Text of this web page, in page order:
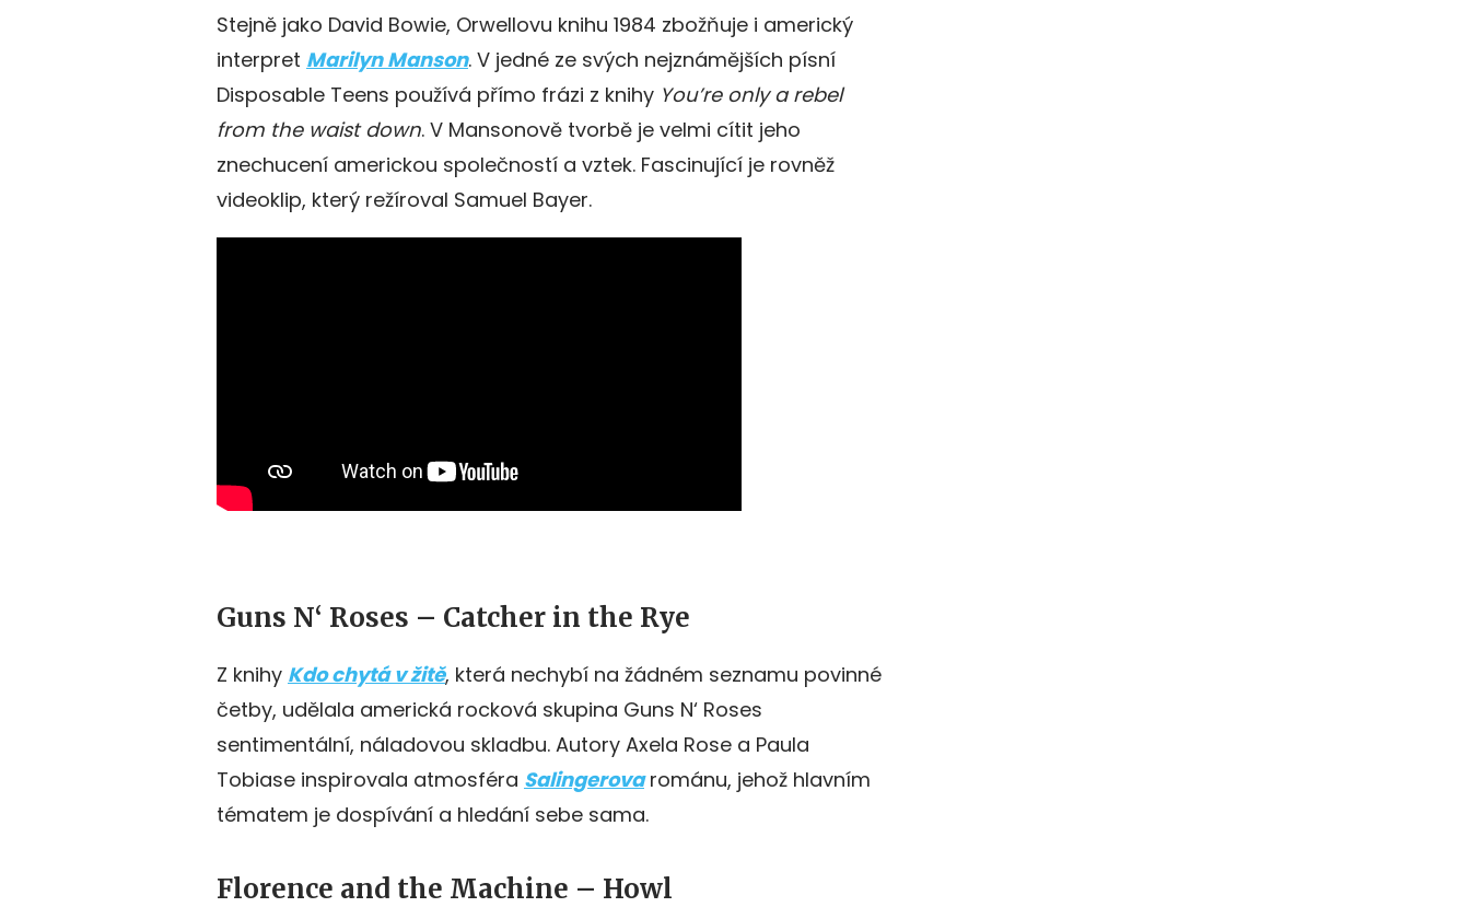
Stejně jako David Bowie, Orwellovu knihu 1984 zbožňuje i americký
interpret Marilyn Manson. V jedné ze svých nejznámějších písní
Disposable Teens používá přímo frázi z knihy You’re only a rebel
from the waist down. V Mansonově tvorbě je velmi cítit jeho
znechucení americkou společností a vztek. Fascinující je rovněž
videoklip, který režíroval Samuel Bayer.
Guns N‘ Roses – Catcher in the Rye
Z knihy Kdo chytá v žitě, která nechybí na žádném seznamu povinné
četby, udělala americká rocková skupina Guns N‘ Roses
sentimentální, náladovou skladbu. Autory Axela Rose a Paula
Tobiase inspirovala atmosféra Salingerovarománu, jehož hlavním
tématem je dospívání a hledání sebe sama.
Florence and the Machine – Howl